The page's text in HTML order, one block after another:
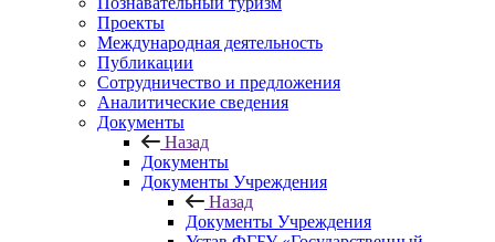
Проекты
Международная деятельность
Публикации
Сотрудничество и предложения
Аналитические сведения
Документы
Назад
Документы
Документы Учреждения
Назад
Документы Учреждения